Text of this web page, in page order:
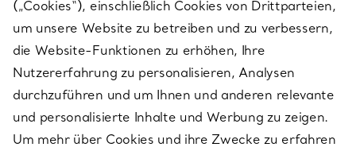
SERVICES
ÜBER TIFFANY & CO.
RECHTLICHE HINWEISE
(„Cookies“), einschließlich Cookies von Drittparteien,
um unsere Website zu betreiben und zu verbessern,
die Website-Funktionen zu erhöhen, Ihre
Nutzererfahrung zu personalisieren, Analysen
durchzuführen und um Ihnen und anderen relevante
und personalisierte Inhalte und Werbung zu zeigen.
Um mehr über Cookies und ihre Zwecke zu erfahren